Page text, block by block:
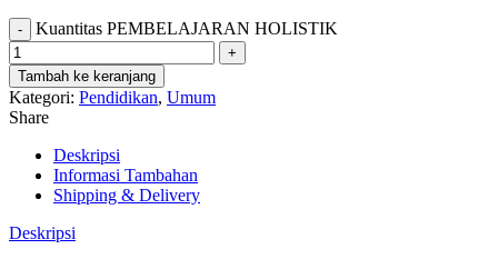
Kuantitas PEMBELAJARAN HOLISTIK
Tambah ke keranjang
Kategori: Pendidikan, Umum
Share
Deskripsi
Informasi Tambahan
Shipping & Delivery
Deskripsi